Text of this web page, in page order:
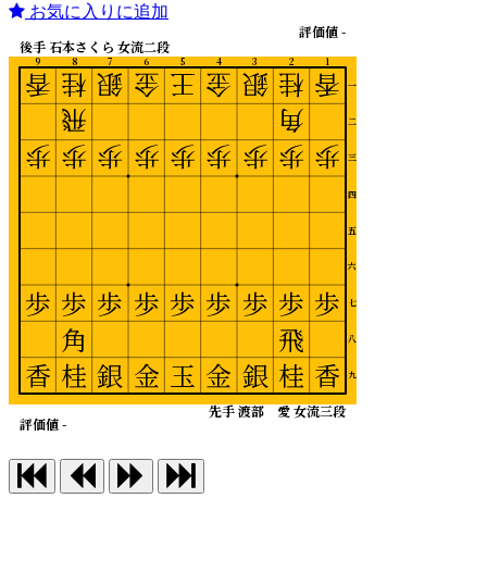
お気に入りに追加
1
2
3
4
5
6
7
8
9
一
二
三
四
五
六
七
八
九
先手 渡部 愛 女流三段
後手 石本さくら 女流二段
評価値 -
評価値 -
香
歩
歩
香
桂
角
歩
歩
飛
桂
銀
歩
歩
銀
金
歩
歩
金
王
歩
歩
玉
金
歩
歩
金
銀
歩
歩
銀
桂
飛
歩
歩
角
桂
香
歩
歩
香